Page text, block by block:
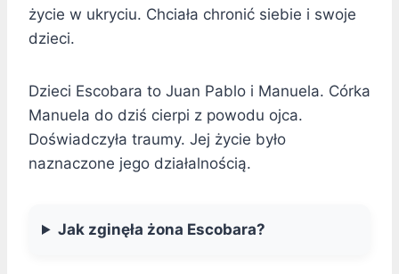
życie w ukryciu. Chciała chronić siebie i swoje
dzieci.
Dzieci Escobara to Juan Pablo i Manuela. Córka
Manuela do dziś cierpi z powodu ojca.
Doświadczyła traumy. Jej życie było
naznaczone jego działalnością.
Jak zginęła żona Escobara?